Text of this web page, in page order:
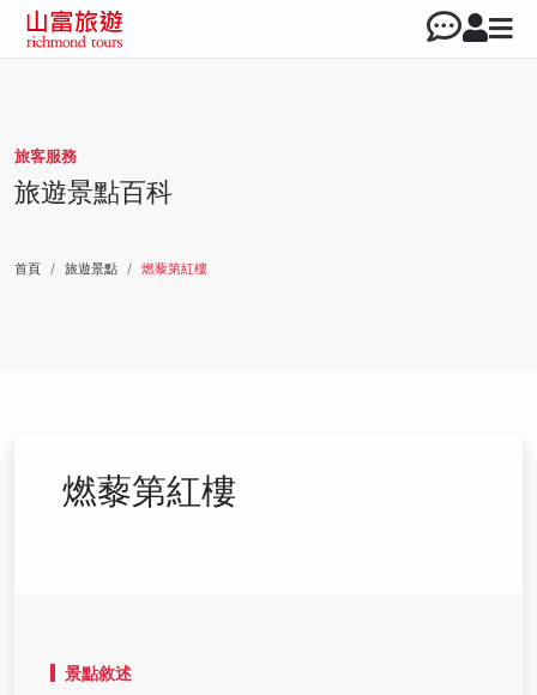
旅客服務
旅遊景點百科
首頁 旅遊景點 燃藜第紅樓
燃藜第紅樓
景點敘述